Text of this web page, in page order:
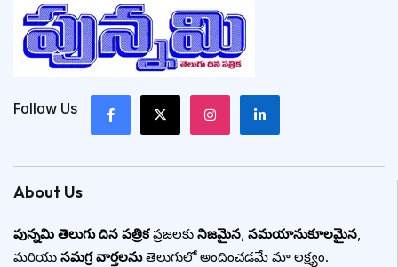
Follow Us
About Us
పున్నమి తెలుగు దిన పత్రికప్రజలకు నిజమైన సమయానుకూలమైన
మరియు సమగ్ర వార్తలనుతెలుగులో అందించడమే మా లక్ష్యం.